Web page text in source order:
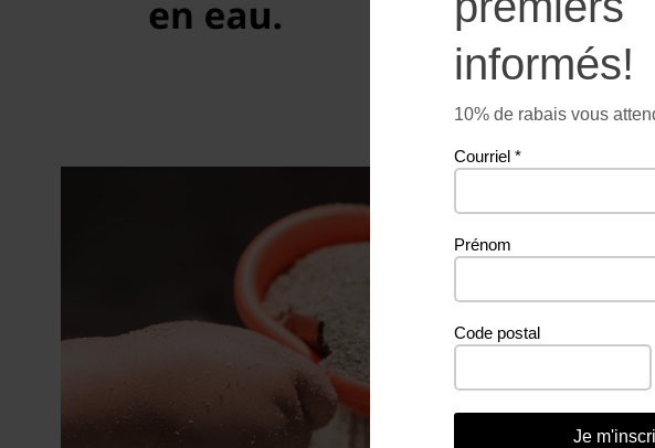
informés!
10% de rabais vous
Courriel*
Prénom
Code postal
Je